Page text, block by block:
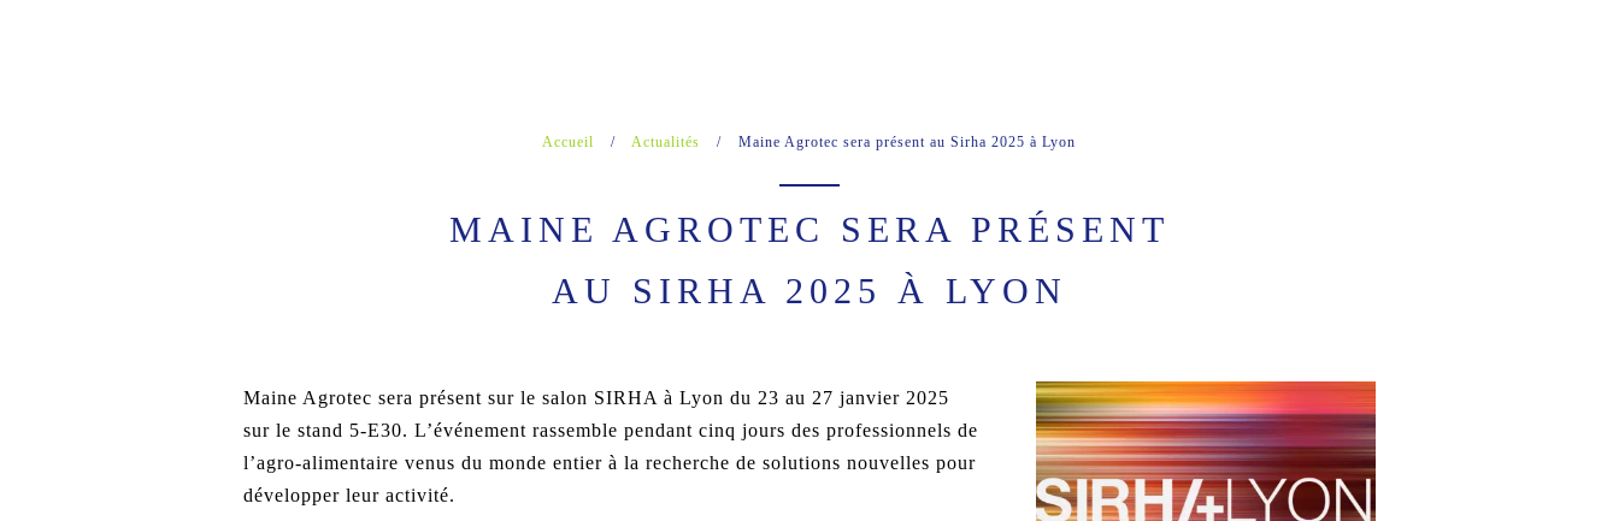
Accueil / Actualités / Maine Agrotec sera présent au Sirha 2025 à Lyon
MAINE AGROTEC SERA PRÉSENT
AU SIRHA 2025 À LYON
Maine Agrotec sera présent sur le salon SIRHA à Lyon du 23 au 27 janvier 2025
sur le stand 5-E30. L’événement rassemble pendant cinq jours des professionnels de
l’agro-alimentaire venus du monde entier à la recherche de solutions nouvelles pour
développer leur activité.